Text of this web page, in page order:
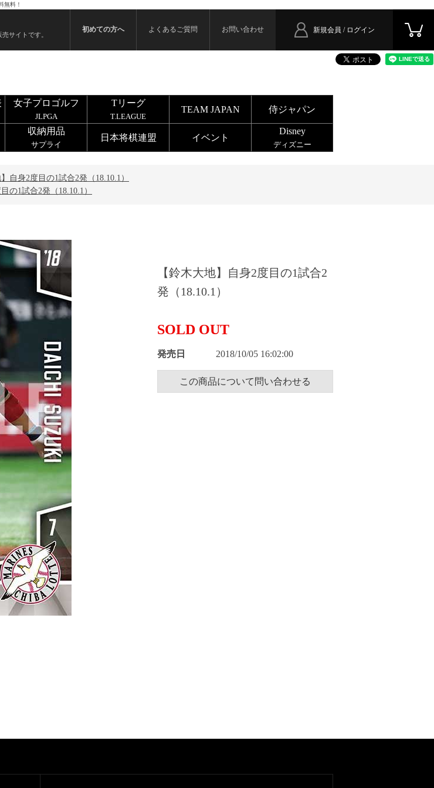
無料！
サイトです。
新規会員 / ログイン
初めての方へ よくあるご質問 お問い合わせ
女子プロゴルフ
JLPGA
Tリーグ
T.LEAGUE
TEAM JAPAN 侍ジャパン
収納用品
サプライ
日本将棋連盟 イベント
Disney
ディズニー
】自身2度目の1試合2発（18.10.1）
の1試合2発（18.10.1）
【鈴木大地】自身2度目の1試合2
発（18.10.1）
SOLD OUT
発売日 2018/10/05 16:02:00
この商品について問い合わせる